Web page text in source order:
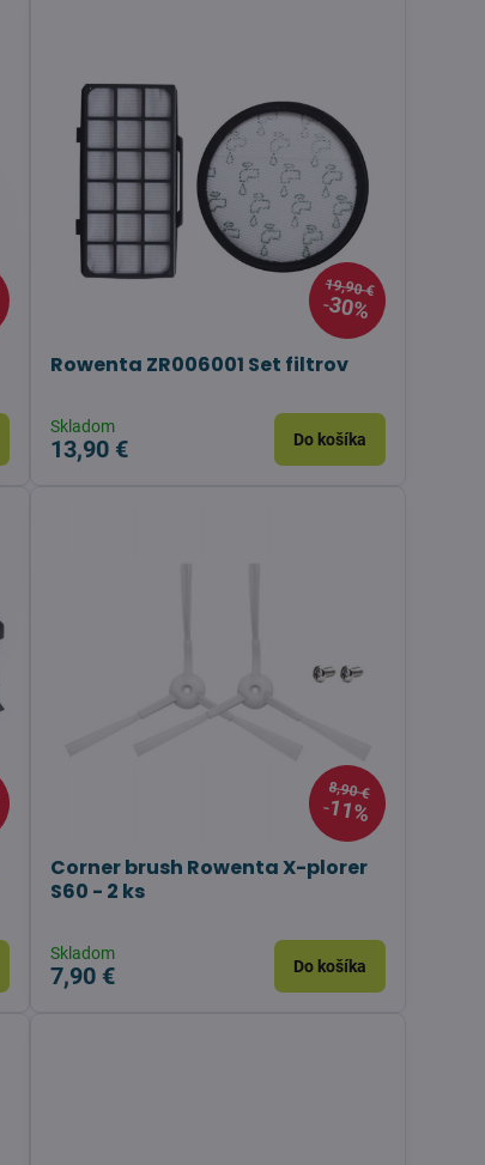
19,90 €
30%
Rowenta ZR006001 Set filtrov
Skladom
13,90 € Do košíka
8,90 €
11%
Corner brush Rowenta X-plorer
S60 - 2 ks
Skladom
7,90 € Do košíka